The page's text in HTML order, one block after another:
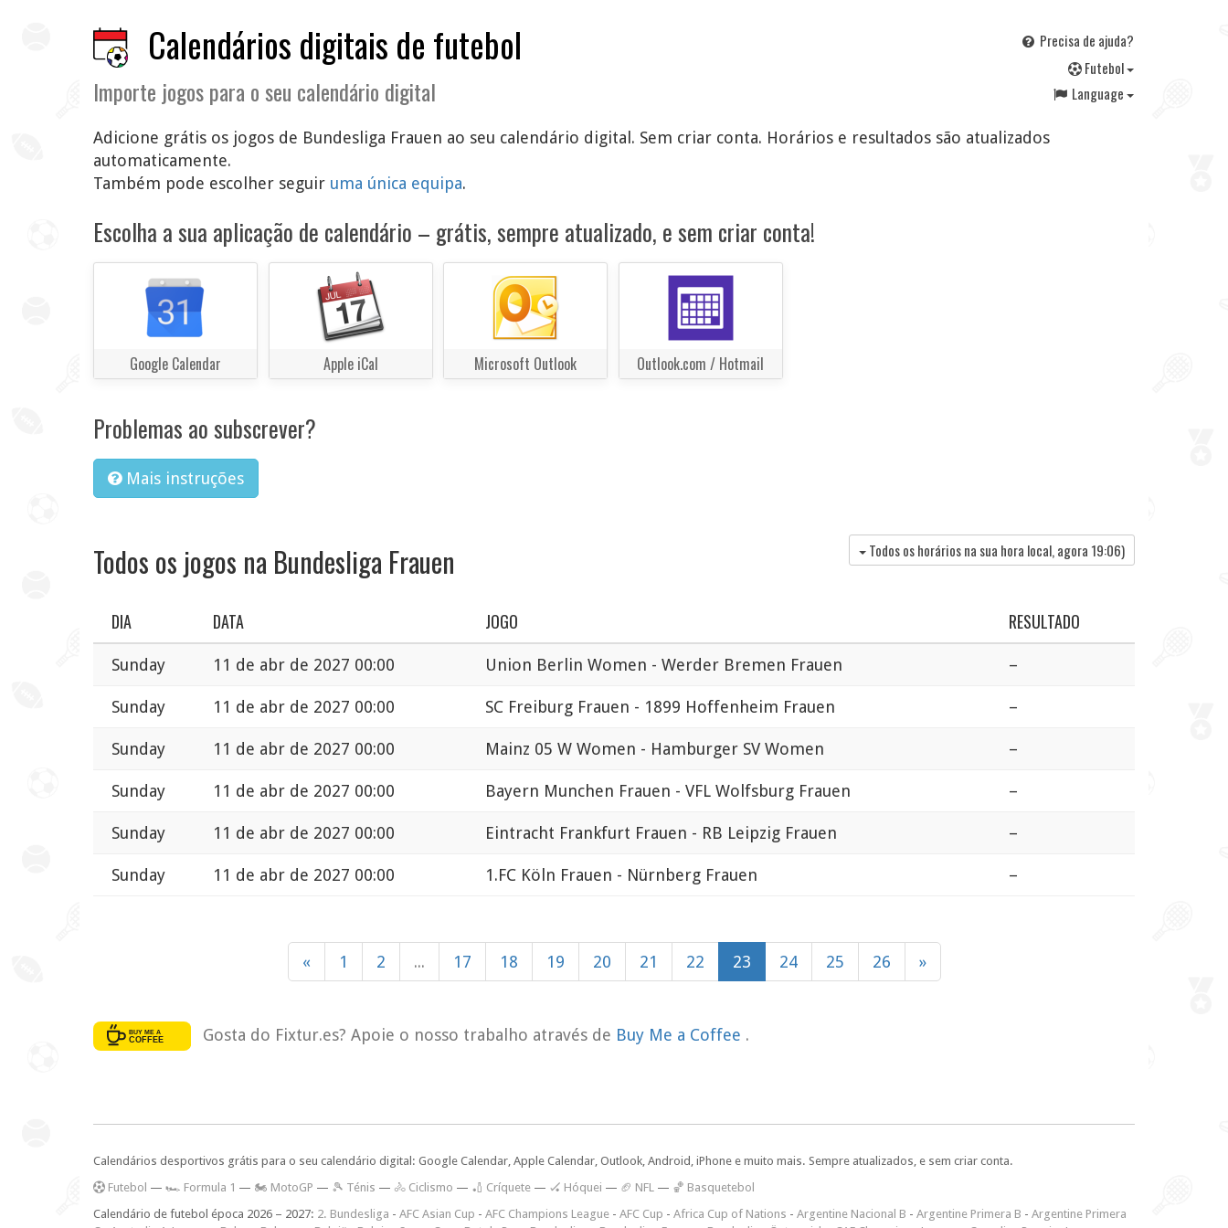
Calendários digitais de futebol
Importe jogos para o seu calendário digital
Precisa de ajuda?
Futebol
Language
Adicione grátis os jogos de Bundesliga Frauen ao seu calendário digital. Sem criar conta. Horários e resultados são atualizados
automaticamente.
Também pode escolher seguir uma única equipa.
Escolha a sua aplicação de calendário – grátis, sempre atualizado, e sem criar conta!
Google Calendar Apple iCal Microsoft Outlook Outlook.com / Hotmail
Problemas ao subscrever?
Mais instruções
Todos os jogos na Bundesliga Frauen Todos os horários na sua hora local, agora 19:06)
DIA DATA JOGO RESULTADO
Sunday 11 de abr de 2027 00:00 Union Berlin Women - Werder Bremen Frauen –
Sunday 11 de abr de 2027 00:00 SC Freiburg Frauen - 1899 Hoffenheim Frauen –
Sunday 11 de abr de 2027 00:00 Mainz 05 W Women - Hamburger SV Women –
Sunday 11 de abr de 2027 00:00 Bayern Munchen Frauen - VFL Wolfsburg Frauen –
Sunday 11 de abr de 2027 00:00 Eintracht Frankfurt Frauen - RB Leipzig Frauen –
Sunday 11 de abr de 2027 00:00 1.FC Köln Frauen - Nürnberg Frauen –
« 1 2 ... 17 18 19 20 21 22 23 24 25 26 »
Gosta do Fixtur.es? Apoie o nosso trabalho através de Buy Me a Coffee .
Calendários desportivos grátis para o seu calendário digital: Google Calendar, Apple Calendar, Outlook, Android, iPhone e muito mais. Sempre atualizados, e sem criar conta.
Futebol — 🏎️ Formula 1 — 🏍 MotoGP — 🎾 Ténis — 🚴 Ciclismo — 🏏 Críquete — 🏑 Hóquei — 🏈 NFL — 🏀 Basquetebol
Calendário de futebol época 2026 – 2027: 2. Bundesliga - AFC Asian Cup - AFC Champions League - AFC Cup - Africa Cup of Nations - Argentine Nacional B - Argentine Primera B - Argentine Primera